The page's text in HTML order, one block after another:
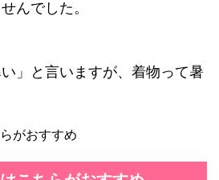
んでした。
」と言いますが、着物って暑
がおすすめ